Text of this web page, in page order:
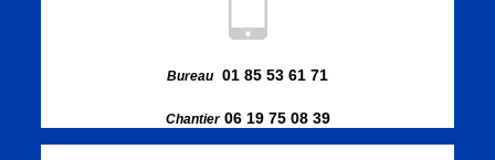
Bureau 01 85 53 61 71
Chantier06 19 75 08 39